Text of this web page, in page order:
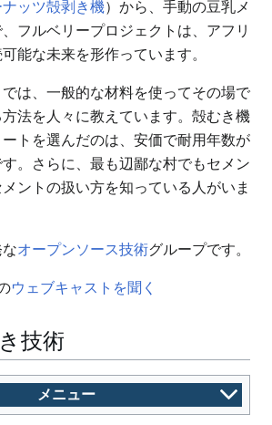
ナッツ殻剥き機）から、手動の豆乳メ
フルベリープロジェクトは、アフリ
能な未来を形作っています。
は、一般的な材料を使ってその場で
法を人々に教えています。殻むき機
トを選んだのは、安価で耐用年数が
。さらに、最も辺鄙な村でもセメン
メントの扱い方を知っている人がいま
オープンソース技術グループです。
ウェブキャストを聞く
技術
メニュー